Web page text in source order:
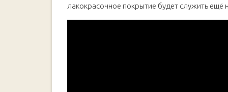
лакокрасочное покрытие будет служить ещё